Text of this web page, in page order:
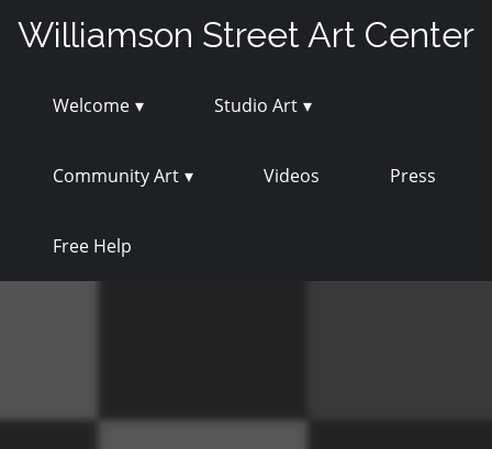
Williamson Street Art Center
Welcome Studio Art
Community Art Videos Press
Free Help